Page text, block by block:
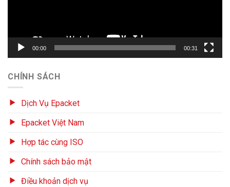
00:00 00:31
CHÍNH SÁCH
Dịch Vụ Epacket
Epacket Việt Nam
Hợp tác cùng ISO
Chính sách bảo mật
Điều khoản dịch vụ